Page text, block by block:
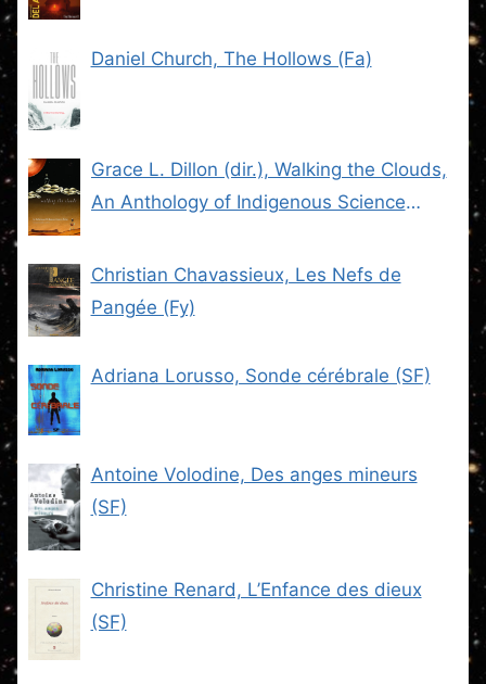
Daniel Church, The Hollows (Fa)
Grace L. Dillon (dir.), Walking the Clouds,
An Anthology of Indigenous Science
Christian Chavassieux, Les Nefs de
Pangée (Fy)
Adriana Lorusso, Sonde cérébrale (SF)
Antoine Volodine, Des anges mineurs
(SF)
Christine Renard, L’Enfance des dieux
(SF)